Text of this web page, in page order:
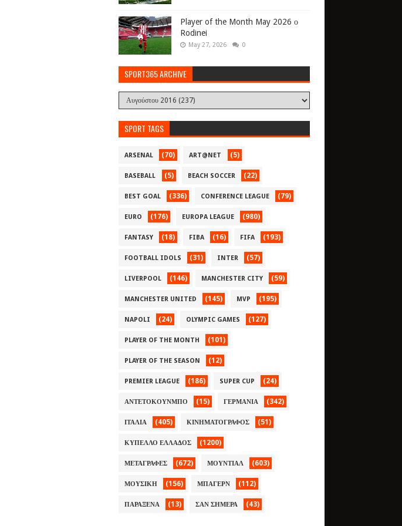
Player of the Month May 2026 ο
Rodinei
May 27, 2026 0
SPORT365 ARCHIVE
SPORT TAGS
ARSENAL (70) ART@NET (5)
BASEBALL (5) BEACH SOCCER (22)
BEST GOAL (336) CONFERENCE LEAGUE (79)
EURO (176) EUROPA LEAGUE (980)
FANTASY (18) FIBA (16) FIFA (193)
FOOTBALL IDOLS (31) INTER (57)
LIVERPOOL (146) MANCHESTER CITY (59)
MANCHESTER UNITED (145) MVP (195)
NAPOLI (24) OLYMPIC GAMES (127)
PLAYER OF THE MONTH (101)
PLAYER OF THE SEASON (12)
PREMIER LEAGUE (186) SUPER CUP (24)
ΑΝΤΕΤΟΚΟΥΝΜΠΟ (15) ΓΕΡΜΑΝΙΑ (342)
ΙΤΑΛΙΑ (405) ΚΙΝΗΜΑΤΟΓΡΑΦΟΣ (51)
ΚΥΠΕΛΛΟ ΕΛΛΑΔΟΣ (1200)
ΜΕΤΑΓΡΑΦΕΣ (672) ΜΟΥΝΤΙΑΛ (603)
ΜΟΥΣΙΚΗ (156) ΜΠΑΓΕΡΝ (112)
ΠΑΡΑΞΕΝΑ (13) ΣΑΝ ΣΗΜΕΡΑ (43)